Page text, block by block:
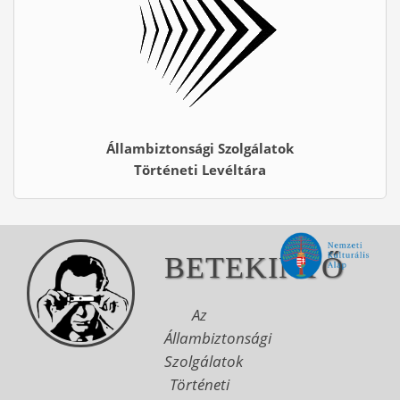
Állambiztonsági Szolgálatok
Történeti Levéltára
BETEKINTŐ
Az
Állambiztonsági
Szolgálatok
Történeti